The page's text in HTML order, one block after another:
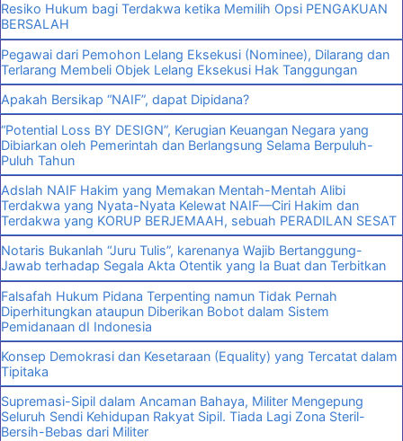
Resiko Hukum bagi Terdakwa ketika Memilih Opsi PENGAKUAN
BERSALAH
Pegawai dari Pemohon Lelang Eksekusi (Nominee), Dilarang dan
Terlarang Membeli Objek Lelang Eksekusi Hak Tanggungan
Apakah Bersikap “NAIF”, dapat Dipidana?
“Potential Loss BY DESIGN”, Kerugian Keuangan Negara yang
Dibiarkan oleh Pemerintah dan Berlangsung Selama Berpuluh-
Puluh Tahun
Adslah NAIF Hakim yang Memakan Mentah-Mentah Alibi
Terdakwa yang Nyata-Nyata Kelewat NAIF—Ciri Hakim dan
Terdakwa yang KORUP BERJEMAAH, sebuah PERADILAN SESAT
Notaris Bukanlah “Juru Tulis”, karenanya Wajib Bertanggung-
Jawab terhadap Segala Akta Otentik yang Ia Buat dan Terbitkan
Falsafah Hukum Pidana Terpenting namun Tidak Pernah
Diperhitungkan ataupun Diberikan Bobot dalam Sistem
Pemidanaan dI Indonesia
Konsep Demokrasi dan Kesetaraan (Equality) yang Tercatat dalam
Tipitaka
Supremasi-Sipil dalam Ancaman Bahaya, Militer Mengepung
Seluruh Sendi Kehidupan Rakyat Sipil. Tiada Lagi Zona Steril-
Bersih-Bebas dari Militer